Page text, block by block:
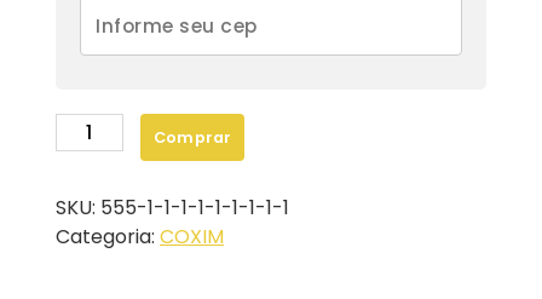
COXIM
DO
336742
-
Comprar
SKU: 555-1-1-1-1-1-1-1-1-1
Categoria: COXIM